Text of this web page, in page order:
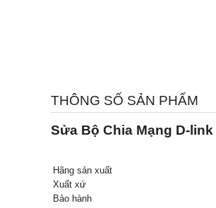
THÔNG SỐ SẢN PHẨM
Sửa Bộ Chia Mạng D-
Hãng sản xuất
Xuất xứ
Bảo hành